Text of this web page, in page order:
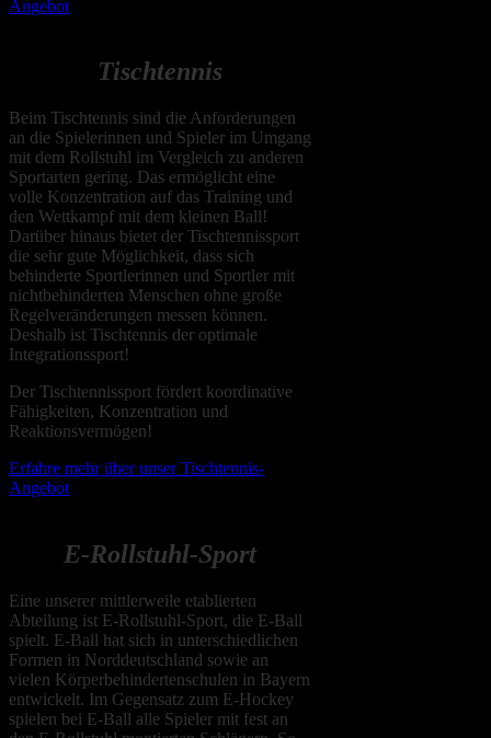
Angebot
Tischtennis
Beim Tischtennis sind die Anforderungen
an die Spielerinnen und Spieler im Umgang
mit dem Rollstuhl im Vergleich zu anderen
Sportarten gering. Das ermöglicht eine
volle Konzentration auf das Training und
den Wettkampf mit dem kleinen Ball!
Darüber hinaus bietet der Tischtennissport
die sehr gute Möglichkeit, dass sich
behinderte Sportlerinnen und Sportler mit
nichtbehinderten Menschen ohne große
Regelveränderungen messen können.
Deshalb ist Tischtennis der optimale
Integrationssport!
Der Tischtennissport fördert koordinative
Fähigkeiten, Konzentration und
Reaktionsvermögen!
Erfahre mehr über unser Tischtennis-
Angebot
E-Rollstuhl-Sport
Eine unserer mittlerweile etablierten
Abteilung ist E-Rollstuhl-Sport, die E-Ball
spielt. E-Ball hat sich in unterschiedlichen
Formen in Norddeutschland sowie an
vielen Körperbehindertenschulen in Bayern
entwickelt. Im Gegensatz zum E-Hockey
spielen bei E-Ball alle Spieler mit fest an